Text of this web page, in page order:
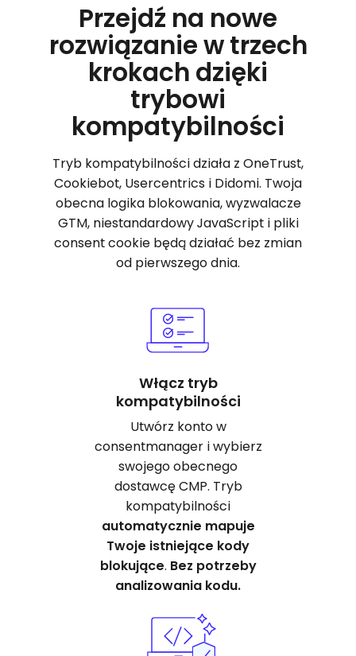
Przejdź na nowe
rozwiązanie w trzech
krokach dzięki
trybowi
kompatybilności
Tryb kompatybilności działa z OneTrust,
Cookiebot, Usercentrics i Didomi. Twoja
obecna logika blokowania, wyzwalacze
GTM, niestandardowy JavaScript i pliki
consent cookie będą działać bez zmian
od pierwszego dnia.
Włącz tryb
kompatybilności
Utwórz konto w
consentmanager i wybierz
swojego obecnego
dostawcę CMP. Tryb
kompatybilności
automatycznie mapuje
Twoje istniejące kody
blokujące. Bez potrzeby
analizowania kodu.